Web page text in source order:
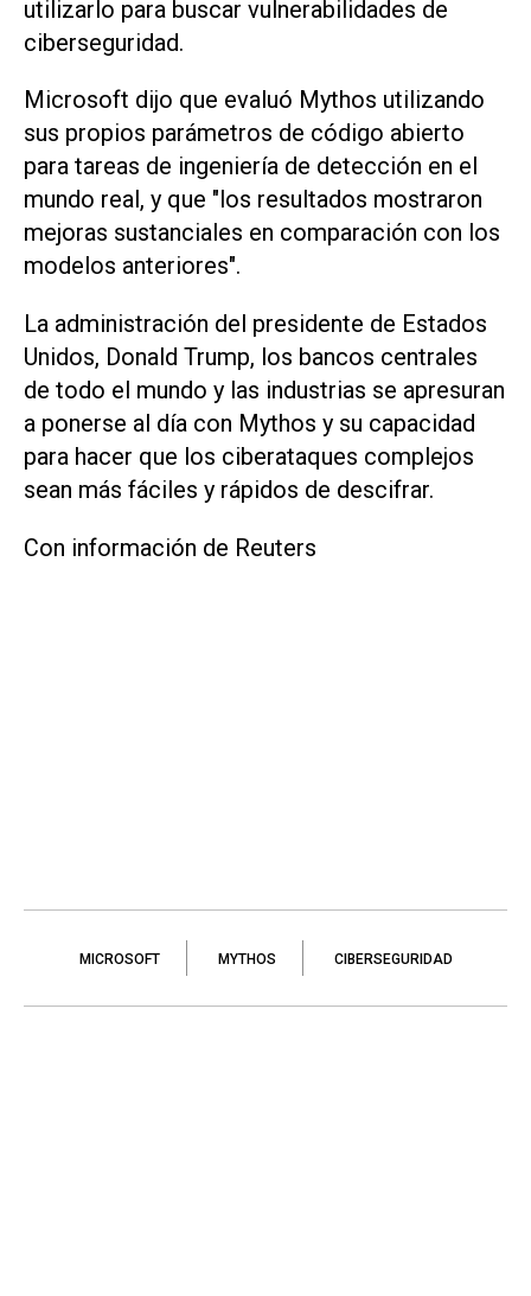
utilizarlo para buscar vulnerabilidades de
ciberseguridad.
Microsoft dijo que evaluó Mythos utilizando
sus propios parámetros de código ‌abierto
para tareas de ingeniería de detección en el
mundo real, y que "los resultados mostraron
mejoras sustanciales en comparación con los
modelos anteriores".
La administración del presidente de Estados
‌Unidos, Donald Trump, los bancos centrales
de todo el mundo y las industrias se apresuran
a ‌ponerse al ⁠día con Mythos y su capacidad
para hacer que los ciberataques ​complejos
sean más fáciles y rápidos de descifrar.
Con información de Reuters
MICROSOFT MYTHOS CIBERSEGURIDAD